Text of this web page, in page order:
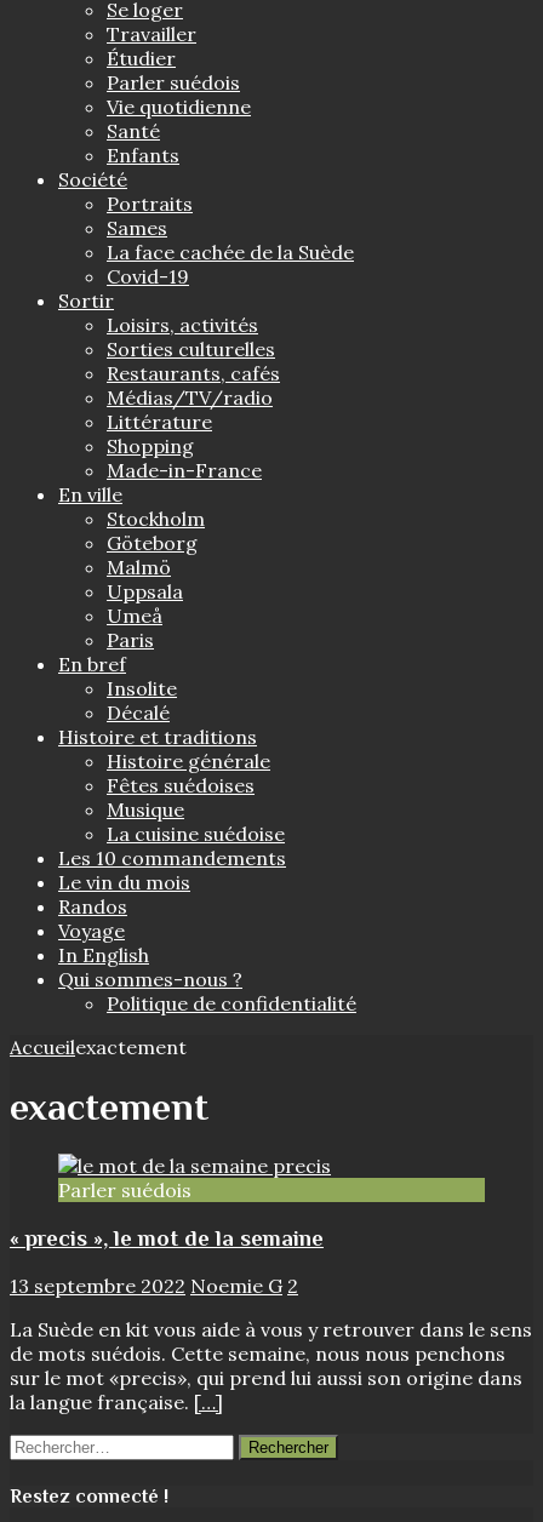
Se loger
Travailler
Étudier
Parler suédois
Vie quotidienne
Santé
Enfants
Société
Portraits
Sames
La face cachée de la Suède
Covid-19
Sortir
Loisirs, activités
Sorties culturelles
Restaurants, cafés
Médias/TV/radio
Littérature
Shopping
Made-in-France
En ville
Stockholm
Göteborg
Malmö
Uppsala
Umeå
Paris
En bref
Insolite
Décalé
Histoire et traditions
Histoire générale
Fêtes suédoises
Musique
La cuisine suédoise
Les 10 commandements
Le vin du mois
Randos
Voyage
In English
Qui sommes-nous ?
Politique de confidentialité
Accueilexactement
exactement
Parler suédois
« precis », le mot de la semaine
13 septembre 2022 Noemie G 2
La Suède en kit vous aide à vous y retrouver dans le sens
de mots suédois. Cette semaine, nous nous penchons
sur le mot «precis», qui prend lui aussi son origine dans
la langue française. […]
Rechercher :
Restez connecté !